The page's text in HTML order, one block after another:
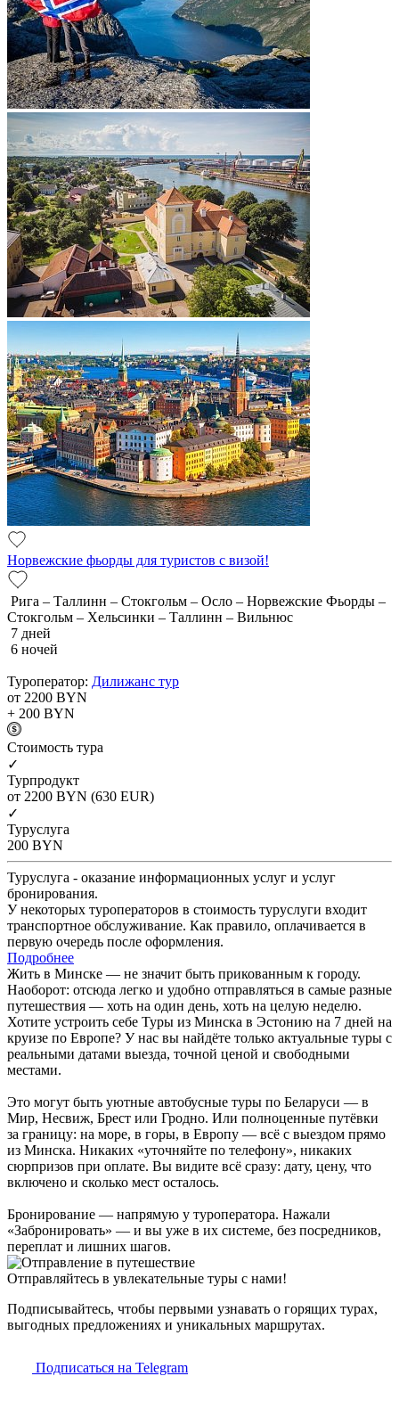
Норвежские фьорды для туристов с визой!
Рига – Таллинн – Стокгольм – Осло – Норвежские Фьорды –
Стокгольм – Хельсинки – Таллинн – Вильнюс
7 дней
6 ночей
Туроператор: Дилижанс тур
от 2200 BYN
+ 200 BYN
Cтоимость тура
✓
Турпродукт
от 2200 BYN (630 EUR)
✓
Туруслуга
200 BYN
Туруслуга - оказание информационных услуг и услуг
бронирования.
У некоторых туроператоров в стоимость туруслуги входит
транспортное обслуживание. Как правило, оплачивается в
первую очередь после оформления.
Подробнее
Жить в Минске — не значит быть прикованным к городу.
Наоборот: отсюда легко и удобно отправляться в самые разные
путешествия — хоть на один день, хоть на целую неделю.
Хотите устроить себе Туры из Минска в Эстонию на 7 дней на
круизе по Европе? У нас вы найдёте только актуальные туры с
реальными датами выезда, точной ценой и свободными
местами.
Это могут быть уютные автобусные туры по Беларуси — в
Мир, Несвиж, Брест или Гродно. Или полноценные путёвки
за границу: на море, в горы, в Европу — всё с выездом прямо
из Минска. Никаких «уточняйте по телефону», никаких
сюрпризов при оплате. Вы видите всё сразу: дату, цену, что
включено и сколько мест осталось.
Бронирование — напрямую у туроператора. Нажали
«Забронировать» — и вы уже в их системе, без посредников,
переплат и лишних шагов.
Отправляйтесь в увлекательные туры с нами!
Подписывайтесь, чтобы первыми узнавать о горящих турах,
выгодных предложениях и уникальных маршрутах.
Подписаться на Telegram